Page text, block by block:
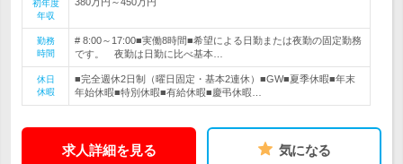
初年度
年収
勤務
時間
# 8:00～17:00■実働8時間■希望による日勤または夜勤の固定勤務
です。 夜勤は日勤に比べ基本…
休日
休暇
■完全週休2日制（曜日固定・基本2連休）■GW■夏季休暇■年末
年始休暇■特別休暇■有給休暇■慶弔休暇…
求人詳細を見る 気になる